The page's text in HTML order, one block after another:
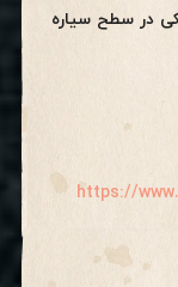
در سطح سیاره
https://